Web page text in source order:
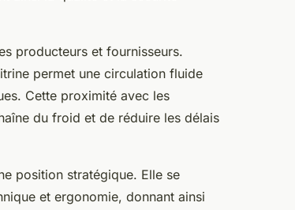
producteurs et fournisseurs.
permet une circulation fluide
Cette proximité avec les
du froid et de réduire les délais
position stratégique. Elle se
et ergonomie, donnant ainsi